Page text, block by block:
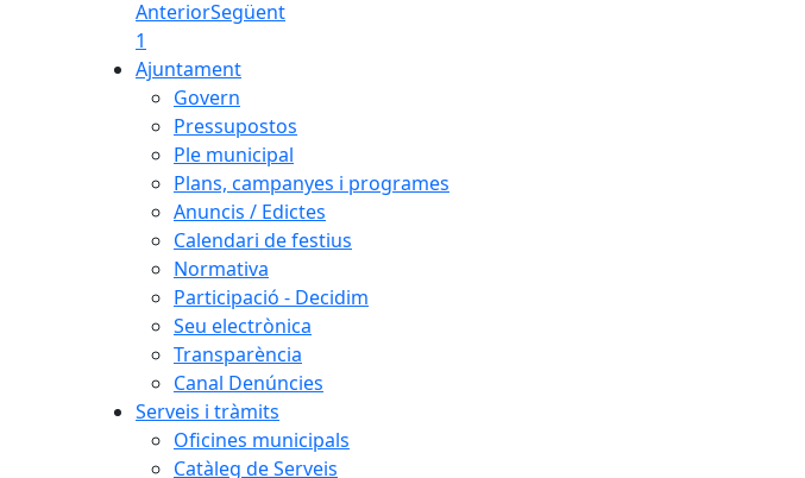
AnteriorSegüent
1
Ajuntament
Govern
Pressupostos
Ple municipal
Plans, campanyes i programes
Anuncis / Edictes
Calendari de festius
Normativa
Participació - Decidim
Seu electrònica
Transparència
Canal Denúncies
Serveis i tràmits
Oficines municipals
Catàleg de Serveis